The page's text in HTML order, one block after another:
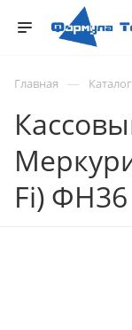
Главная — Каталог
Fi) ФН36